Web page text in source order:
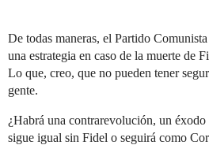
De todas maneras, el Partido
una estrategia en caso de la muerte de
Lo que, creo, que no pueden tener
gente.
¿Habrá una contrarevolución, un
sigue igual sin Fidel o seguirá como